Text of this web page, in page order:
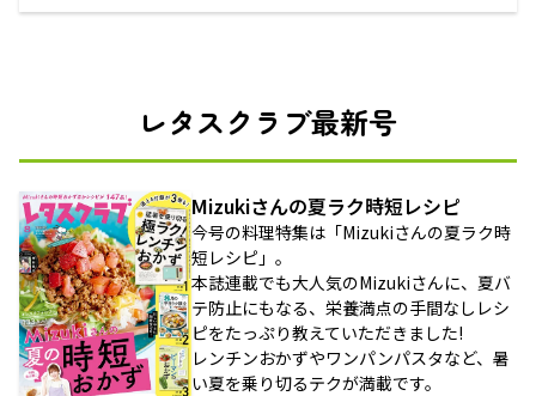
レタスクラブ最新号
Mizukiさんの夏ラク時短レシピ
今号の料理特集は「Mizukiさんの夏ラク時
短レシピ」。
本誌連載でも大人気のMizukiさんに、夏バ
テ防止にもなる、栄養満点の手間なしレシ
ピをたっぷり教えていただきました!
レンチンおかずやワンパンパスタなど、暑
い夏を乗り切るテクが満載です。